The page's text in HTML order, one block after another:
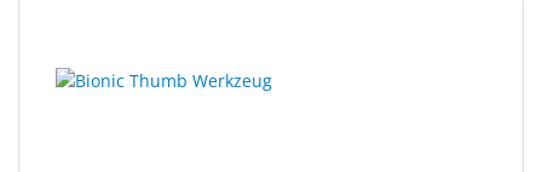
Handelsware
Ergebnisse
gerendert.